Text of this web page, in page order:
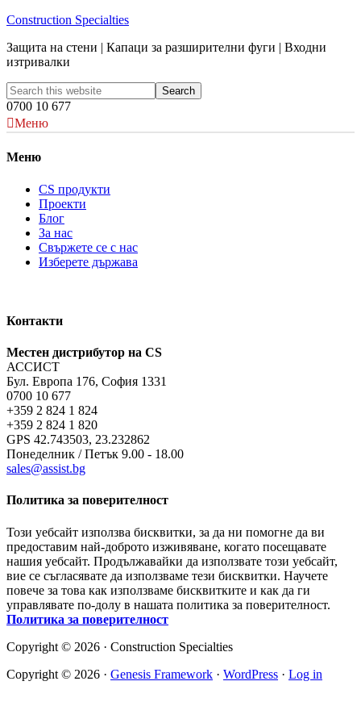
Construction Specialties
Защита на стени | Капаци за разширителни фуги | Входни
изтривалки
0700 10 677
Меню
Меню
CS продукти
Проекти
Блог
За нас
Свържете се с нас
Изберете държава
Контакти
Местен дистрибутор на CS
АССИСТ
Бул. Европа 176, София 1331
0700 10 677
+359 2 824 1 824
+359 2 824 1 820
GPS 42.743503, 23.232862
Понеделник / Петък 9.00 - 18.00
sales@assist.bg
Политика за поверителност
Този уебсайт използва бисквитки, за да ни помогне да ви
предоставим най-доброто изживяване, когато посещавате
нашия уебсайт. Продължавайки да използвате този уебсайт,
вие се съгласявате да използваме тези бисквитки. Научете
повече за това как използваме бисквитките и как да ги
управлявате по-долу в нашата политика за поверителност.
Политика за поверителност
Copyright © 2026 · Construction Specialties
Copyright © 2026 · Genesis Framework · WordPress · Log in